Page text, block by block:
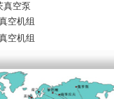
真空泵
空机组
空机组